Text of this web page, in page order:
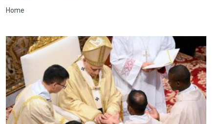
Breadcrumb
Home